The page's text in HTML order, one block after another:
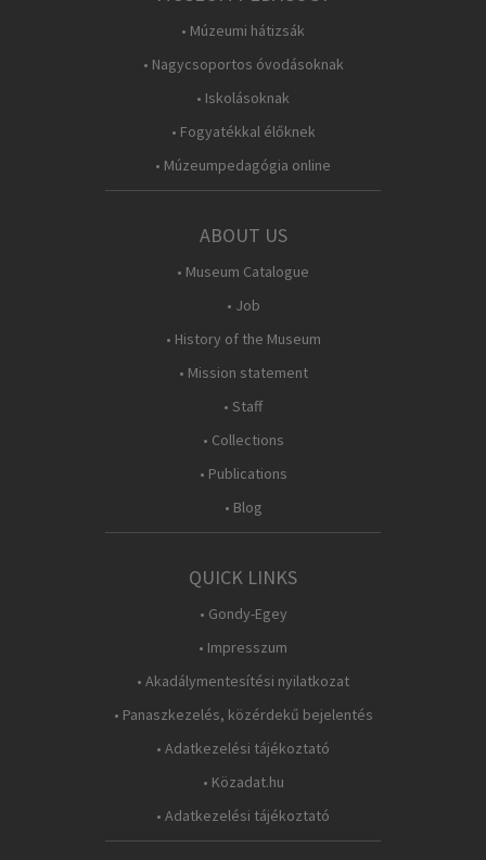
• Múzeumi hátizsák
• Nagycsoportos óvodásoknak
• Iskolásoknak
• Fogyatékkal élőknek
• Múzeumpedagógia online
ABOUT US
• Museum Catalogue
• Job
• History of the Museum
• Mission statement
• Staff
• Collections
• Publications
• Blog
QUICK LINKS
• Gondy-Egey
• Impresszum
• Akadálymentesítési nyilatkozat
• Panaszkezelés, közérdekű bejelentés
• Adatkezelési tájékoztató
• Közadat.hu
• Adatkezelési tájékoztató